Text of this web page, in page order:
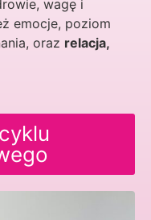
wagę i
emocje, poziom
oraz relacja,